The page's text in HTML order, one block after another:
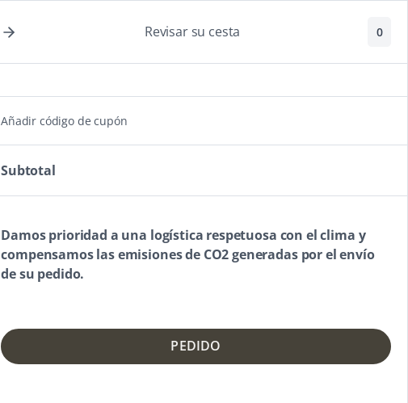
Revisar su cesta 0
Añadir código de cupón
Subtotal
Damos prioridad a una logística respetuosa con el clima y
compensamos las emisiones de CO2 generadas por el envío
de su pedido.
PEDIDO